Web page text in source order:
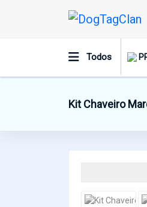
Todos
Kit Chaveiro